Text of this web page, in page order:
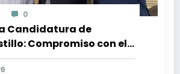
0
Candidatura de
Compromiso con el
y la Participación